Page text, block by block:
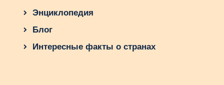
Энциклопедия
Блог
Интересные факты о странах